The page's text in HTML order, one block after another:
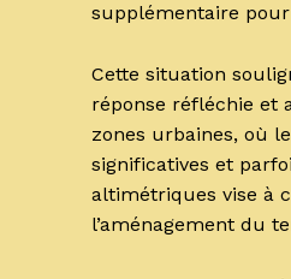
supplémentaire
Cette situation
réponse réfléchie et
zones urbaines, où
significatives et
altimétriques vise à
l’aménagement du